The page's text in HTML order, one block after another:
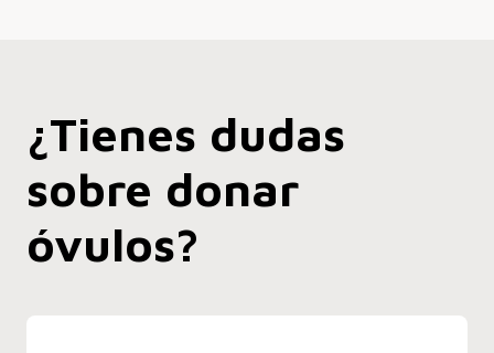
¿Tienes dudas
sobre donar
óvulos?